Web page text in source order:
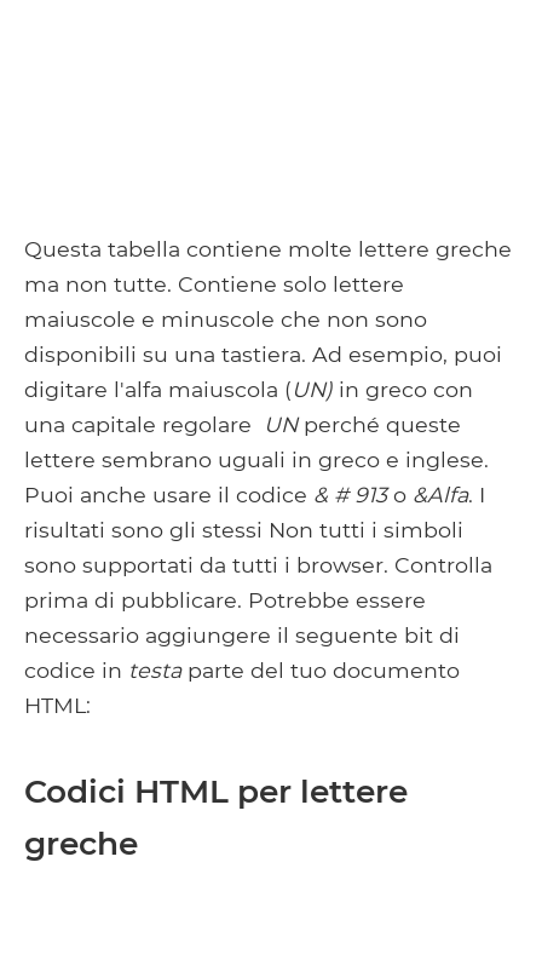
Questa tabella contiene molte lettere greche
ma non tutte. Contiene solo lettere
maiuscole e minuscole che non sono
disponibili su una tastiera. Ad esempio, puoi
digitare l'alfa maiuscola (UN) in greco con
una capitale regolare
UNperché queste
lettere sembrano uguali in greco e inglese.
Puoi anche usare il codice & # 913o &Alfa. I
risultati sono gli stessi Non tutti i simboli
sono supportati da tutti i browser. Controlla
prima di pubblicare. Potrebbe essere
necessario aggiungere il seguente bit di
codice in testaparte del tuo documento
HTML:
Codici HTML per lettere
greche